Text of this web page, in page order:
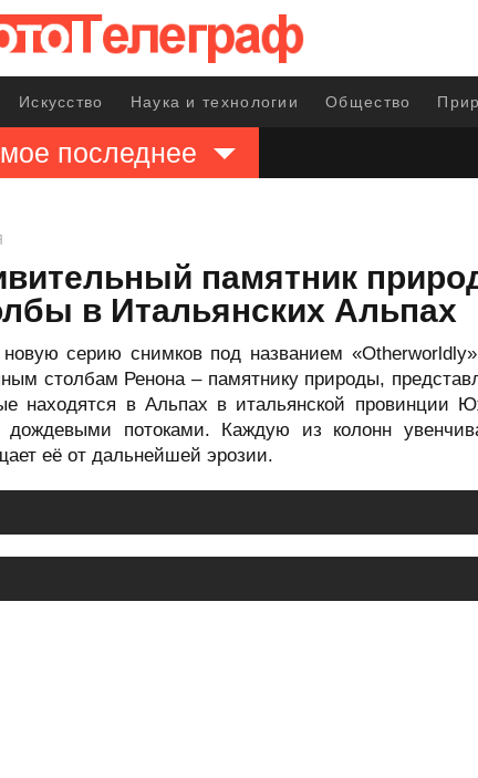
Искусство Наука и технологии Общество
последнее
памятник
в Итальянских Альпах
серию снимков под названием
столбам Ренона – памятнику природы,
находятся в Альпах в итальянской провинции
дождевыми потоками. Каждую из колонн
её от дальнейшей эрозии.